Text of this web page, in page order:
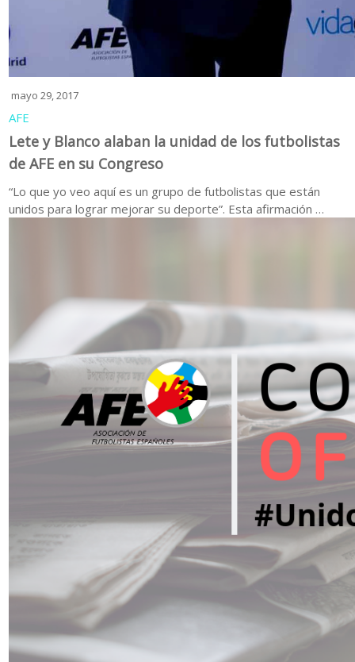
mayo 29, 2017
AFE
Lete y Blanco alaban la unidad de los futbolistas
de AFE en su Congreso
“Lo que yo veo aquí es un grupo de futbolistas que están
unidos para lograr mejorar su deporte”. Esta afirmación …